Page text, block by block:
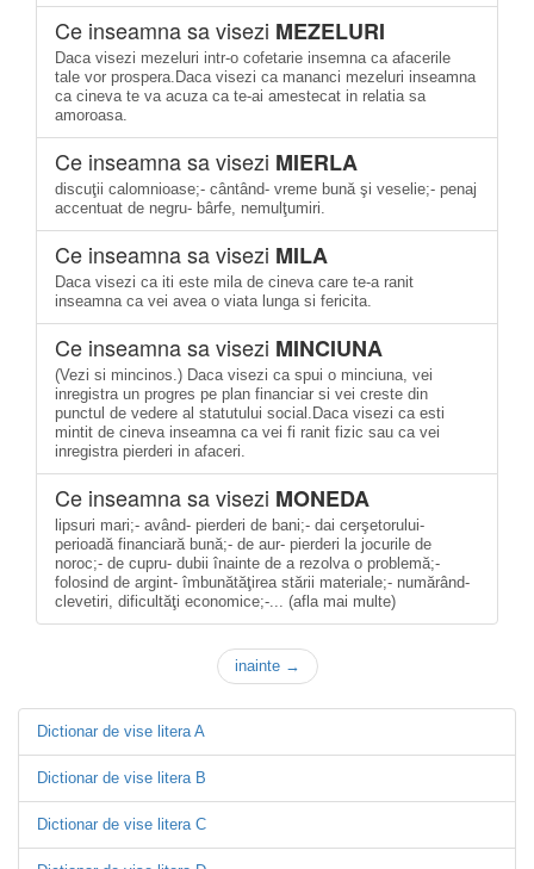
Ce inseamna sa visezi MEZELURI
Daca visezi mezeluri intr-o cofetarie insemna ca afacerile
tale vor prospera.Daca visezi ca mananci mezeluri inseamna
ca cineva te va acuza ca te-ai amestecat in relatia sa
amoroasa.
Ce inseamna sa visezi MIERLA
discuţii calomnioase;- cântând- vreme bună şi veselie;- penaj
accentuat de negru- bârfe, nemulţumiri.
Ce inseamna sa visezi MILA
Daca visezi ca iti este mila de cineva care te-a ranit
inseamna ca vei avea o viata lunga si fericita.
Ce inseamna sa visezi MINCIUNA
(Vezi si mincinos.) Daca visezi ca spui o minciuna, vei
inregistra un progres pe plan financiar si vei creste din
punctul de vedere al statutului social.Daca visezi ca esti
mintit de cineva inseamna ca vei fi ranit fizic sau ca vei
inregistra pierderi in afaceri.
Ce inseamna sa visezi MONEDA
lipsuri mari;- având- pierderi de bani;- dai cerşetorului-
perioadă financiară bună;- de aur- pierderi la jocurile de
noroc;- de cupru- dubii înainte de a rezolva o problemă;-
folosind de argint- îmbunătăţirea stării materiale;- numărând-
clevetiri, dificultăţi economice;-... (afla mai multe)
inainte →
Dictionar de vise litera A
Dictionar de vise litera B
Dictionar de vise litera C